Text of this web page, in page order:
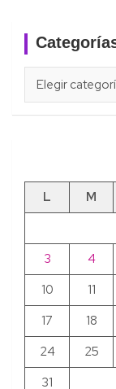
L
M
3
4
10
11
17
18
24
25
31